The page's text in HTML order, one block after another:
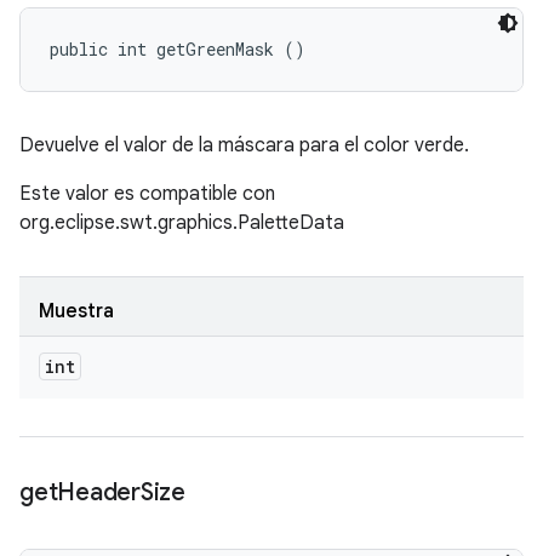
public int getGreenMask ()
Devuelve el valor de la máscara para el color verde.
Este valor es compatible con
org.eclipse.swt.graphics.PaletteData
Muestra
int
getHeaderSize